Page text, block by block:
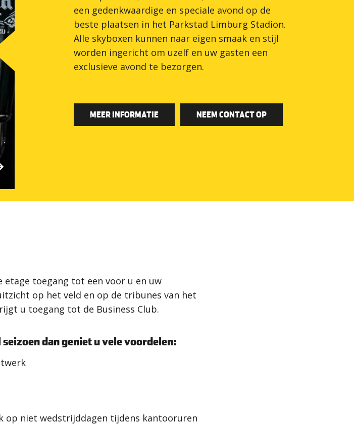
een gedenkwaardige en speciale avond op de
beste plaatsen in het Parkstad Limburg Stadion.
Alle skyboxen kunnen naar eigen smaak en stijl
worden ingericht om uzelf en uw gasten een
exclusieve avond te bezorgen.
MEER INFORMATIE NEEM CONTACT OP
toegang tot een voor u en uw
op het veld en op de tribunes van het
u toegang tot de Business Club.
dan geniet u vele voordelen:
op niet wedstrijddagen tijdens kantooruren